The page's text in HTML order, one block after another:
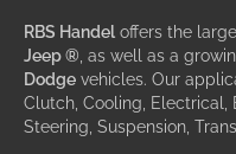
RBS Handel offers the
Jeep ® , as well as a
Dodge vehicles. Our
Clutch, Cooling, Electrical,
Steering, Suspension,